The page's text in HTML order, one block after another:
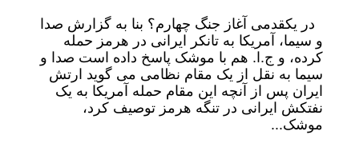
در یکقدمی آغاز جنگ چهارم؟ بنا به گزارش صدا
و سیما، آمریکا به تانکر ایرانی در هرمز حمله
کرده، و ج.ا. هم با موشک پاسخ داده است صدا و
سیما به نقل از یک مقام نظامی می گوید ارتش
ایران پس از آنچه این مقام حمله آمریکا به یک
نفتکش ایرانی در تنگه هرمز توصیف کرد،
موشک...